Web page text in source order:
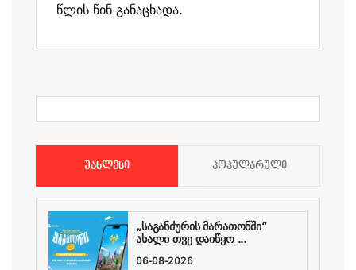
წლის წინ განაცხადა.
ᲣᲐᲮᲚᲔᲡᲘ ᲞᲝᲞᲣᲚᲐᲠᲣᲚᲘ
„საგანძურის მარათონში“
ახალი თვე დაიწყო ...
06-08-2026